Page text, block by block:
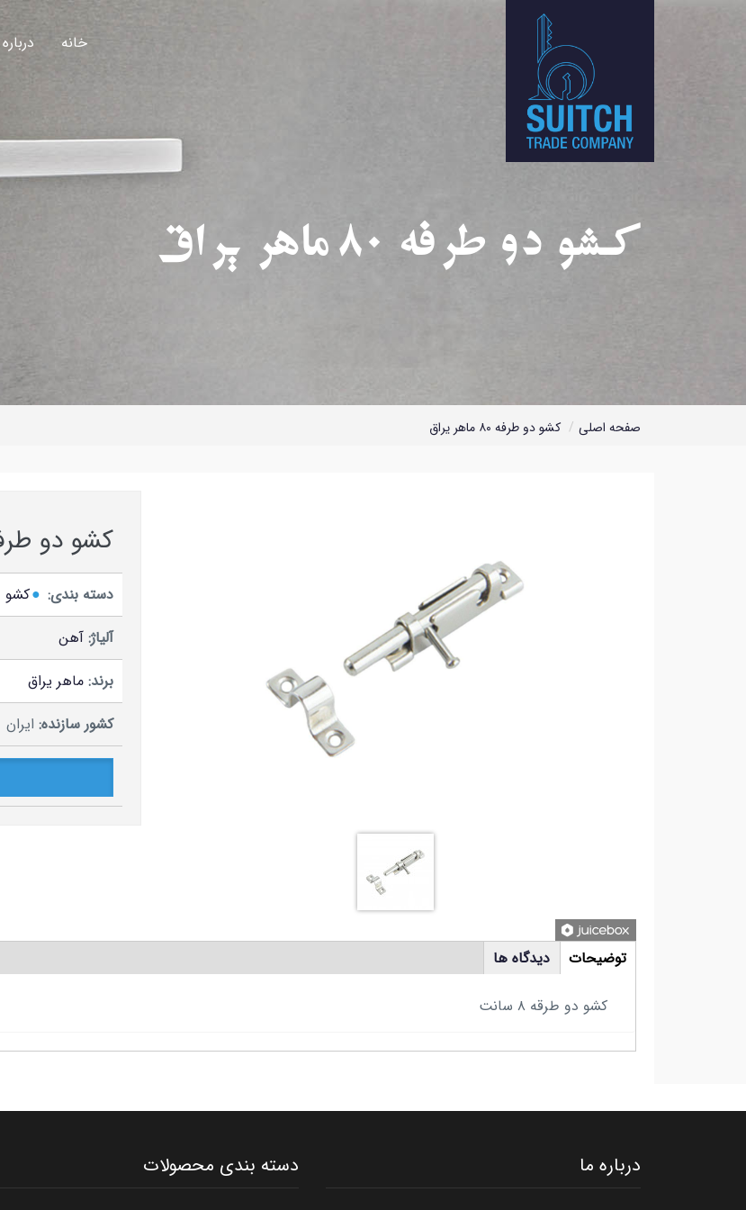
خانه
کشو دو طرفه ۸۰ ماهر یراق
صفحه اصلی کشو دو طرفه ۸۰ ماهر یراق
کشو دو طرفه ۸۰ ماهر
دسته بندی:
کشو
آلیاژ: آهن
برند: ماهر یراق
کشور سازنده: ایران
tabs
توضیحات
فعال)
دیدگاه ها
کشو دو طرقه ۸ سانت
درباره ما دسته بندی محصولات